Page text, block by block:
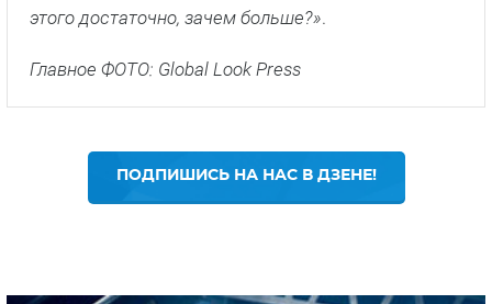
этого достаточно, зачем больше?».
Главное ФОТО: Global Look Press
ПОДПИШИСЬ НА НАС В ДЗЕНЕ!